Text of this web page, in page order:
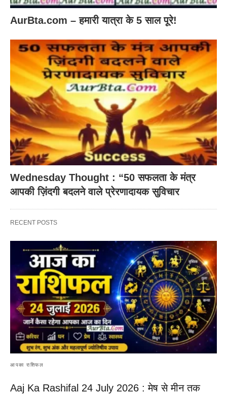
AurBta.com – हमारी यात्रा के 5 साल पूरे!
Wednesday Thought : “50 सफलता के मंत्र
आपकी ज़िंदगी बदलने वाले प्रेरणादायक सुविचार
RECENT POSTS
आपका राशिफल
Aaj Ka Rashifal 24 July 2026 : मेष से मीन तक